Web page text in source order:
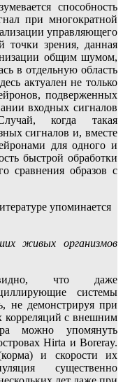
способность
при многократной
управляющего
точки зрения, данная
общим шумом,
в отдельную область
актуален не только
подверженных
входных сигналов
когда такая
сигналов и, вместе
для одного и
быстрой обработки
сравнения образов с
упоминается
живых организмов
что даже
системы
не демонстрируя при
корреляций с внешним
можно упомянуть
Hirta и Boreray.
и скорости их
существенно